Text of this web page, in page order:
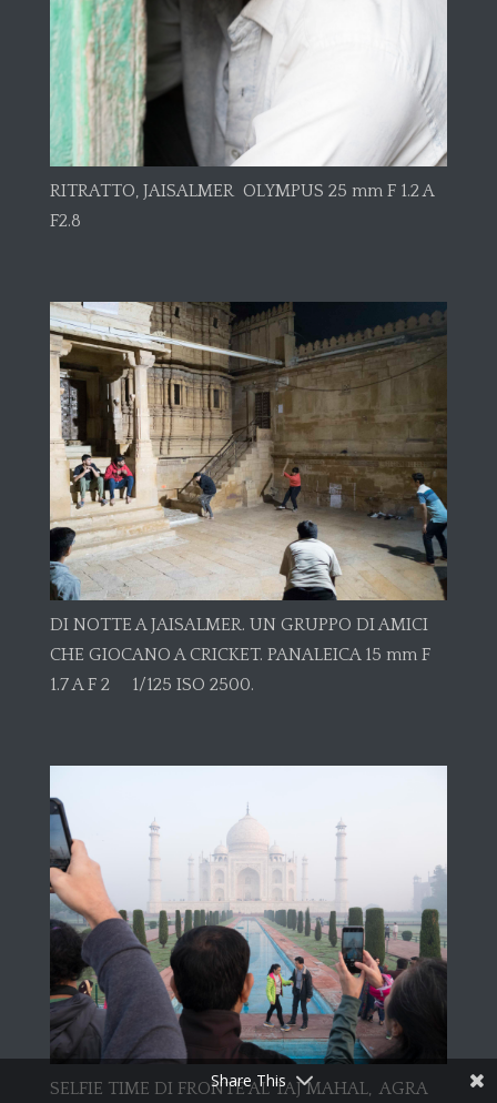
RITRATTO, JAISALMER OLYMPUS 25 mm F 1.2 A
F2.8
DI NOTTE A JAISALMER. UN GRUPPO DI AMICI
CHE GIOCANO A CRICKET. PANALEICA 15 mm F
1.7 A F 2 1/125 ISO 2500.
SELFIE TIME DI FRONTE AL TAJ MAHAL, AGRA
Share This